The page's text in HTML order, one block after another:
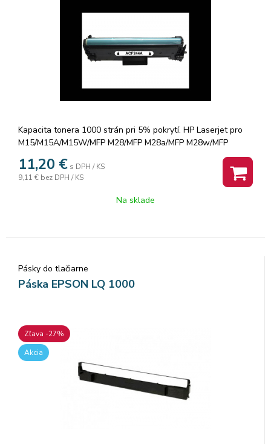
Kapacita tonera 1000 strán pri 5% pokrytí. HP Laserjet pro
M15/M15A/M15W/MFP M28/MFP M28a/MFP M28w/MFP
11,20 € s DPH / KS
9,11 € bez DPH / KS
Na sklade
Pásky do tlačiarne
Páska EPSON LQ 1000
Zľava -27%
Akcia